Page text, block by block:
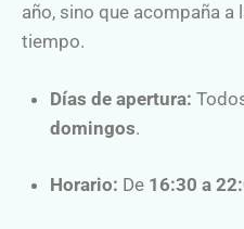
año, sino que acompaña
tiempo.
Días de apertura:
domingos.
Horario: De 16:30 a